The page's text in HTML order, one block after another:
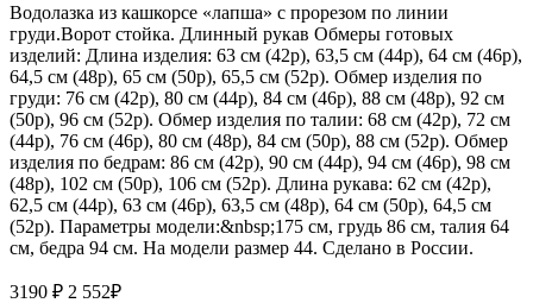
Водолазка из кашкорсе «лапша» с прорезом по линии
груди.Ворот стойка. Длинный рукав Обмеры готовых
изделий: Длина изделия: 63 см (42р), 63,5 см (44р), 64 см (46р),
64,5 см (48р), 65 см (50р), 65,5 см (52р). Обмер изделия по
груди: 76 см (42р), 80 см (44р), 84 см (46р), 88 см (48р), 92 см
(50р), 96 см (52р). Обмер изделия по талии: 68 см (42р), 72 см
(44р), 76 см (46р), 80 см (48р), 84 см (50р), 88 см (52р). Обмер
изделия по бедрам: 86 см (42р), 90 см (44р), 94 см (46р), 98 см
(48р), 102 см (50р), 106 см (52р). Длина рукава: 62 см (42р),
62,5 см (44р), 63 см (46р), 63,5 см (48р), 64 см (50р), 64,5 см
(52р). Параметры модели:&nbsp;175 см, грудь 86 см, талия 64
см, бедра 94 см. На модели размер 44. Сделано в России.
3190 ₽ 2 552₽